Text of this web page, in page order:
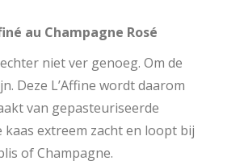
niet ver genoeg. Om de
Deze L’Affine wordt daarom
van gepasteuriseerde
extreem zacht en loopt bij
of Champagne.